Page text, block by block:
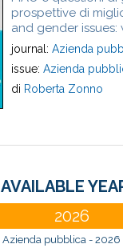
prospettive di
and gender
for improvement?
journal: Azienda
issue: Azienda
di Roberta Zonno
AVAILABLE
2026
Azienda pubblica - 2026